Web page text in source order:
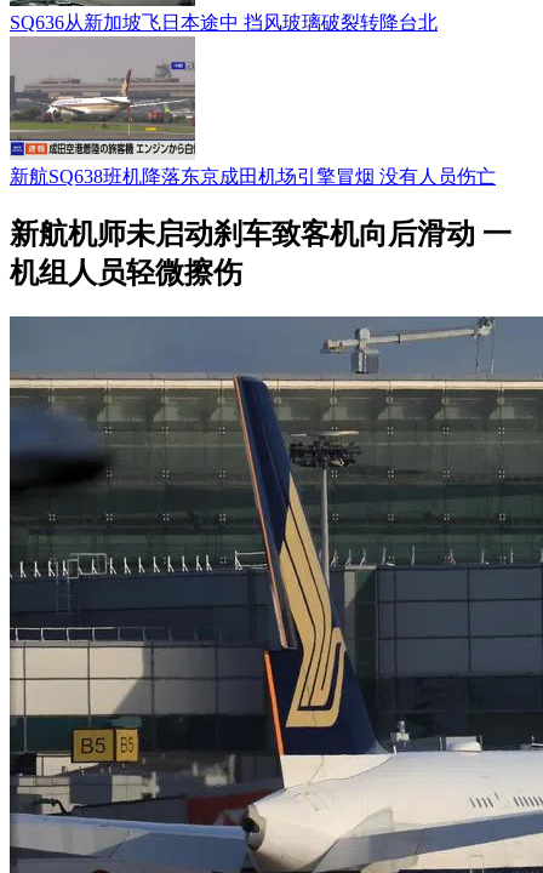
SQ636从新加坡飞日本途中 挡风玻璃破裂转降台北
新航SQ638班机降落东京成田机场引擎冒烟 没有人员伤亡
新航机师未启动刹车致客机向后滑动 一
机组人员轻微擦伤